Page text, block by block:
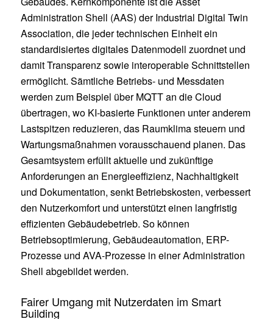
Administration Shell (AAS) der Industrial Digital Twin
Association, die jeder technischen Einheit ein
standardisiertes digitales Datenmodell zuordnet und
damit Transparenz sowie interoperable Schnittstellen
ermöglicht. Sämtliche Betriebs- und Messdaten
werden zum Beispiel über MQTT an die Cloud
übertragen, wo KI-basierte Funktionen unter anderem
Lastspitzen reduzieren, das Raumklima steuern und
Wartungsmaßnahmen vorausschauend planen. Das
Gesamtsystem erfüllt aktuelle und zukünftige
Anforderungen an Energieeffizienz, Nachhaltigkeit
und Dokumentation, senkt Betriebskosten, verbessert
den Nutzerkomfort und unterstützt einen langfristig
effizienten Gebäudebetrieb. So können
Betriebsoptimierung, Gebäudeautomation, ERP-
Prozesse und AVA-Prozesse in einer Administration
Shell abgebildet werden.
Fairer Umgang mit Nutzerdaten im Smart
Building